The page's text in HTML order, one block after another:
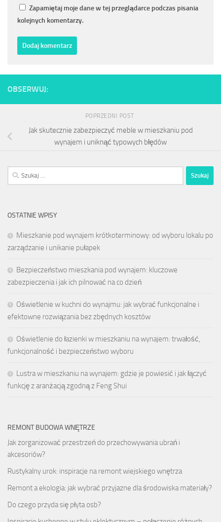
Zapamiętaj moje dane w tej przeglądarce podczas pisania
kolejnych komentarzy.
OBSERWUJ:
POPRZEDNI POST
Jak skutecznie zabezpieczyć meble w mieszkaniu pod
wynajem i uniknąć typowych błędów
Szukaj:
OSTATNIE WPISY
Mieszkanie pod wynajem krótkoterminowy: od wyboru lokalu po
zarządzanie i unikanie pułapek
Bezpieczeństwo mieszkania pod wynajem: kluczowe
zabezpieczenia i jak ich pilnować na co dzień
Oświetlenie w kuchni do wynajmu: jak wybrać funkcjonalne i
efektowne rozwiązania bez zbędnych kosztów
Oświetlenie do łazienki w mieszkaniu na wynajem: trwałość,
funkcjonalność i bezpieczeństwo wyboru
Lustra w mieszkaniu na wynajem: gdzie je powiesić i jak łączyć
funkcję z aranżacją zgodną z Feng Shui
REMONT BUDOWA WNĘTRZE
Jak zorganizować przestrzeń do przechowywania ubrań i
akcesoriów?
Rustykalny urok: inspiracje na remont wiejskiego wnętrza
Remont a ekologia: jak wybrać przyjazne dla środowiska materiały?
Do czego przyda się płyta osb?